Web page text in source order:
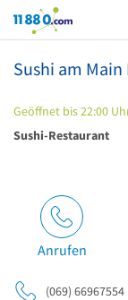
11880.com
Sushi am
Geöffnet bis 22:00
Sushi-Restaurant
Anrufen
(069) 66967554